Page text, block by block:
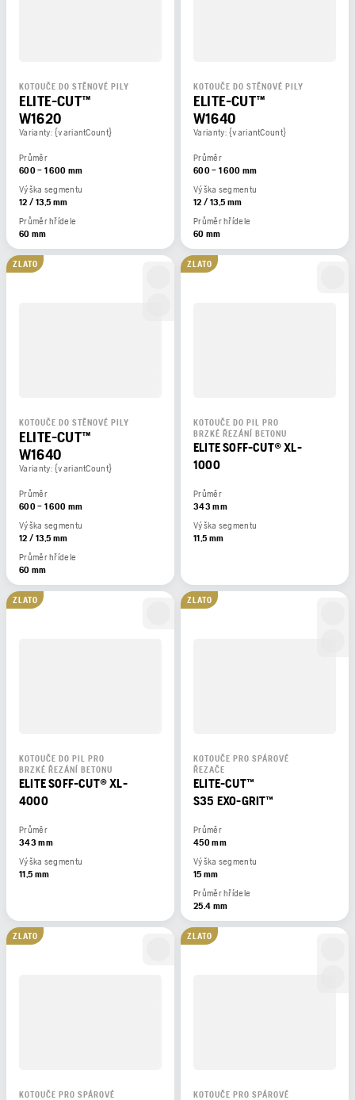
KOTOUČE DO STĚNOVÉ PILY
ELITE-CUT™
W1620
Varianty: {variantCount}
Průměr
600 – 1 600 mm
Výška segmentu
12 / 13,5 mm
Průměr hřídele
60 mm
KOTOUČE DO STĚNOVÉ PILY
ELITE-CUT™
W1640
Varianty: {variantCount}
Průměr
600 – 1 600 mm
Výška segmentu
12 / 13,5 mm
Průměr hřídele
60 mm
ZLATO
KOTOUČE DO STĚNOVÉ PILY
ELITE-CUT™
W1640
Varianty: {variantCount}
Průměr
600 – 1 600 mm
Výška segmentu
12 / 13,5 mm
Průměr hřídele
60 mm
ZLATO
KOTOUČE DO PIL PRO
BRZKÉ ŘEZÁNÍ BETONU
ELITE SOFF-CUT® XL-
1000
Průměr
343 mm
Výška segmentu
11,5 mm
ZLATO
KOTOUČE DO PIL PRO
BRZKÉ ŘEZÁNÍ BETONU
ELITE SOFF-CUT® XL-
4000
Průměr
343 mm
Výška segmentu
11,5 mm
ZLATO
KOTOUČE PRO SPÁROVÉ
ŘEZAČE
ELITE-CUT™
S35 EXO-GRIT™
Průměr
450 mm
Výška segmentu
15 mm
Průměr hřídele
25.4 mm
ZLATO
KOTOUČE PRO SPÁROVÉ
ZLATO
KOTOUČE PRO SPÁROVÉ